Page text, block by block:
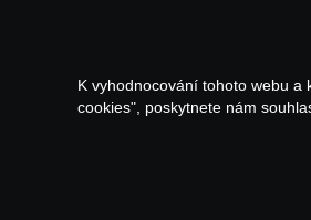
K vyhodnocování tohoto webu a
cookies", poskytnete nám